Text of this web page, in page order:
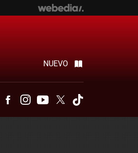
NUEVO
TelegramFacebookInstagramYoutubeTwitter